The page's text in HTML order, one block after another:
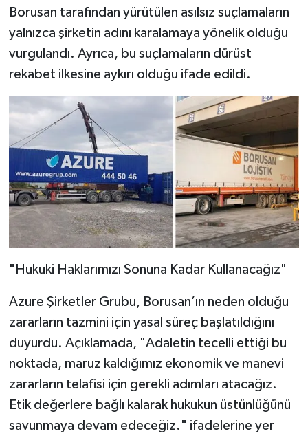
Borusan tarafından yürütülen asılsız suçlamaların
yalnızca şirketin adını karalamaya yönelik olduğu
vurgulandı. Ayrıca, bu suçlamaların dürüst
rekabet ilkesine aykırı olduğu ifade edildi.
"Hukuki Haklarımızı Sonuna Kadar Kullanacağız"
Azure Şirketler Grubu, Borusan’ın neden olduğu
zararların tazmini için yasal süreç başlatıldığını
duyurdu. Açıklamada, "Adaletin tecelli ettiği bu
noktada, maruz kaldığımız ekonomik ve manevi
zararların telafisi için gerekli adımları atacağız.
Etik değerlere bağlı kalarak hukukun üstünlüğünü
savunmaya devam edeceğiz." ifadelerine yer